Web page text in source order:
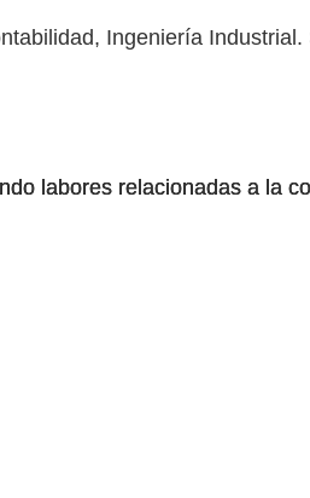
Ingeniería Industrial.
labores relacionadas a la